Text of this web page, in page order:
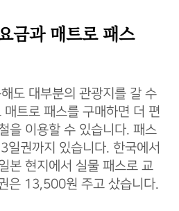
금과 매트로 패스
도 대부분의 관광지를 갈 수
트로 패스를 구매하면 더 편
을 이용할 수 있습니다. 패스
일권까지 있습니다. 한국에서
본 현지에서 실물 패스로 교
은 13,500원 주고 샀습니다.